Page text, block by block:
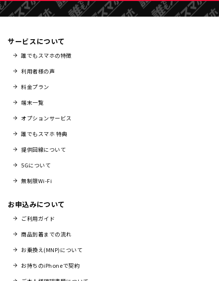
サービスについて
誰でもスマホの特徴
利用者様の声
料金プラン
端末一覧
オプションサービス
誰でもスマホ 特典
提供回線について
5Gについて
無制限Wi-Fi
お申込みについて
ご利用ガイド
商品到着までの流れ
お乗換え(MNP)について
お持ちのiPhoneで契約